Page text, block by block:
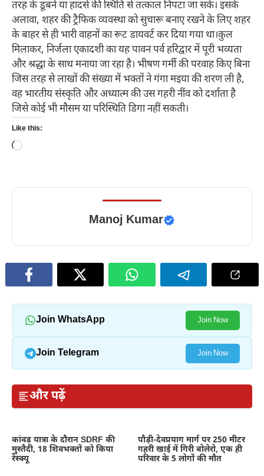
तरह के डूबने या हादसे की स्थिति से तत्काल निपटा जा सके। इसके
अलावा, शहर की ट्रैफिक व्यवस्था को सुचारू बनाए रखने के लिए शहर
के बाहर से ही भारी वाहनों का रूट डायवर्ट कर दिया गया था।कुल
मिलाकर, निर्जला एकादशी का यह पावन पर्व हरिद्वार में पूरी भव्यता
और श्रद्धा के साथ मनाया जा रहा है। भीषण गर्मी की परवाह किए बिना
जिस तरह से लाखों की संख्या में भक्तों ने गंगा मइया की शरण ली है,
वह भारतीय संस्कृति और अध्यात्म की उस गहरी नींव को दर्शाता है
जिसे कोई भी मौसम या परिस्थिति डिगा नहीं सकती।
Like this:
Loading…
Manoj Kumar
Join WhatsApp Join Now
Join Telegram Join Now
और पढ़ें
कांवड़ यात्रा के दौरान SDRF की
मुस्तैदी, 18 शिवभक्तों को किया
रेस्क्यू
पौड़ी-देवप्रयाग मार्ग पर 250 मीटर
गहरी खाई में गिरी बोलेरो, एक ही
परिवार के 5 लोगों की मौत